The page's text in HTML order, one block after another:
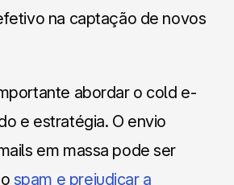
na captação de novos
abordar o cold e-
e estratégia. O envio
em massa pode ser
spam e prejudicar a